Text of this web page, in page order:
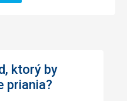
ktorý by
priania?